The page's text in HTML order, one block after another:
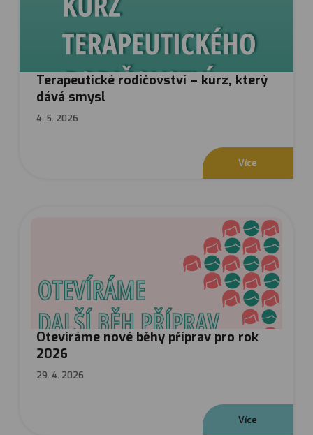
Terapeutické rodičovství – kurz, který
dává smysl
4. 5. 2026
Více
Otevíráme nové běhy příprav pro rok
2026
29. 4. 2026
Více